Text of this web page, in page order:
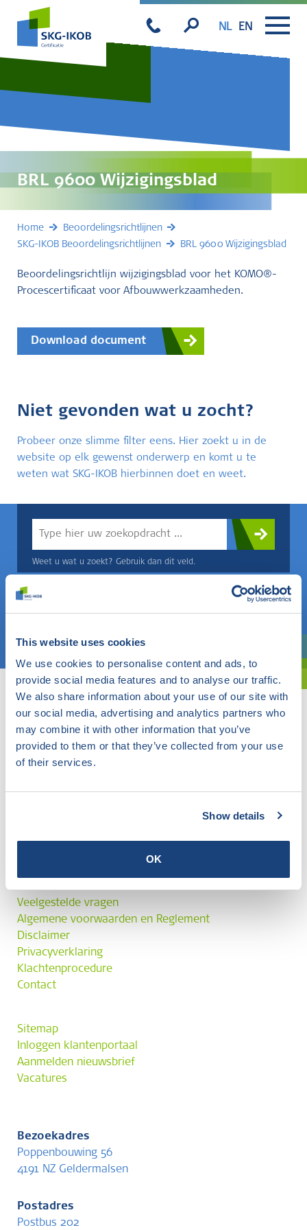
This website uses cookies
We use cookies to personalise content and ads, to
provide social media features and to analyse our traffic.
We also share information about your use of our site with
our social media, advertising and analytics partners who
may combine it with other information that you’ve
provided to them or that they’ve collected from your use
of their services.
Show details
OK
NL EN
BRL 9600 Wijzigingsblad
Home
Beoordelingsrichtlijnen
SKG-IKOB Beoordelingsrichtlijnen
BRL 9600 Wijzigingsblad
Beoordelingsrichtlijn wijzigingsblad voor het KOMO®-
Procescertificaat voor Afbouwwerkzaamheden.
Download document
Niet gevonden wat u zocht?
Probeer onze slimme filter eens. Hier zoekt u in de
website op elk gewenst onderwerp en komt u te
weten wat SKG-IKOB hierbinnen doet en weet.
Weet u wat u zoekt? Gebruik dan dit veld.
Bent u oriënterend? Gebruik dan onze filter.
Veelgestelde vragen
Algemene voorwaarden en Reglement
Disclaimer
Privacyverklaring
Klachtenprocedure
Contact
Sitemap
Inloggen klantenportaal
Aanmelden nieuwsbrief
Vacatures
Bezoekadres
Poppenbouwing 56
4191 NZ Geldermalsen
Postadres
Postbus 202